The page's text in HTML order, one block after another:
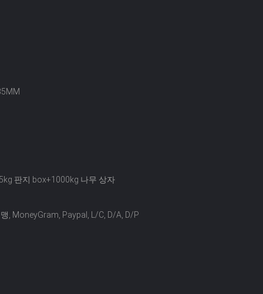
판지 box+1000kg 나무 상자
, MoneyGram, Paypal, L/C, D/A, D/P